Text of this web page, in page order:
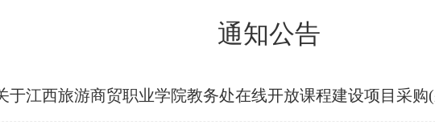
通知公告
江西旅游商贸职业学院教务处在线开放课程建设项目采购(采